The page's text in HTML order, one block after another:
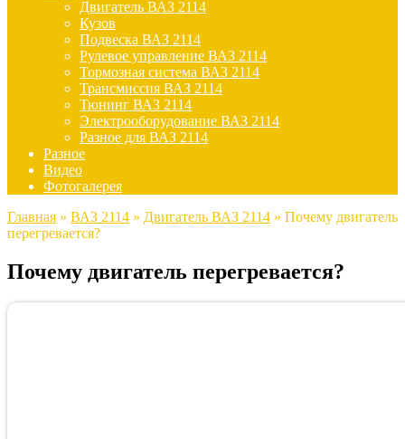
Двигатель ВАЗ 2114
Кузов
Подвеска ВАЗ 2114
Рулевое управление ВАЗ 2114
Тормозная система ВАЗ 2114
Трансмиссия ВАЗ 2114
Тюнинг ВАЗ 2114
Электрооборудование ВАЗ 2114
Разное для ВАЗ 2114
Разное
Видео
Фотогалерея
Главная » ВАЗ 2114 » Двигатель ВАЗ 2114 » Почему двигатель
перегревается?
Почему двигатель перегревается?